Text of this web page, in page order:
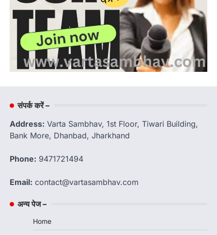
संपर्क करें –
Address: Varta Sambhav, 1st Floor, Tiwari Building,
Bank More, Dhanbad, Jharkhand
Phone: 9471721494
Email: contact@vartasambhav.com
अन्य पेज –
Home